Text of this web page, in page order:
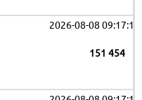
2026-08-08 09:17:19
151 454